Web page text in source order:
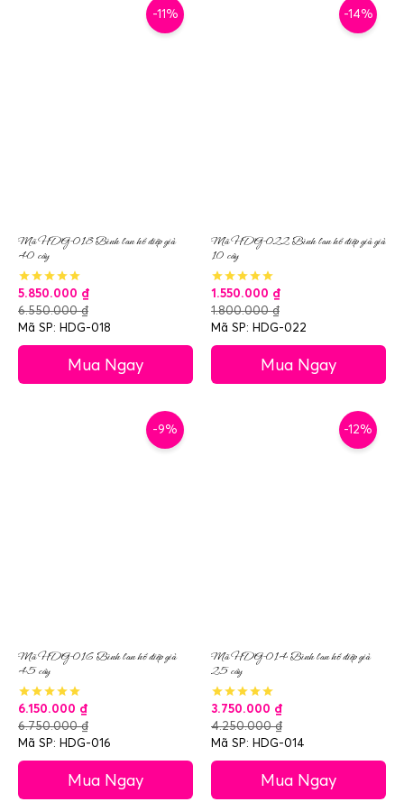
-11%
Mã HDG-018 Bình lan hồ điệp giả
40 cây
5.850.000 ₫
6.550.000₫
Mã SP: HDG-018
Mua Ngay
-14%
Mã HDG-022 Bình lan hồ điệp giả giả
10 cây
1.550.000 ₫
1.800.000₫
Mã SP: HDG-022
Mua Ngay
-9%
Mã HDG-016 Bình lan hồ điệp giả
45 cây
6.150.000 ₫
6.750.000₫
Mã SP: HDG-016
Mua Ngay
-12%
Mã HDG-014 Bình lan hồ điệp giả
25 cây
3.750.000 ₫
4.250.000₫
Mã SP: HDG-014
Mua Ngay